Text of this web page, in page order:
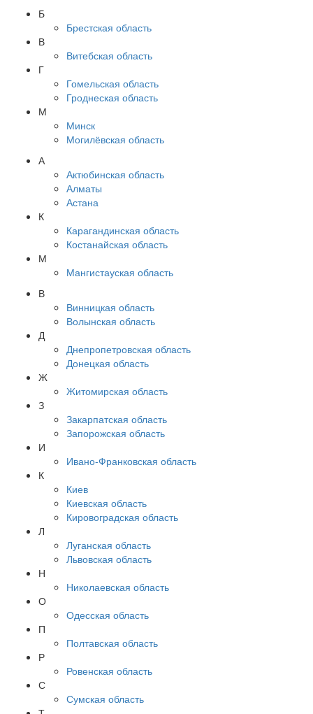
Б
Брестская область
В
Витебская область
Г
Гомельская область
Гроднеская область
М
Минск
Могилёвская область
А
Актюбинская область
Алматы
Астана
К
Карагандинская область
Костанайская область
М
Мангистауская область
В
Винницкая область
Волынская область
Д
Днепропетровская область
Донецкая область
Ж
Житомирская область
З
Закарпатская область
Запорожская область
И
Ивано-Франковская область
К
Киев
Киевская область
Кировоградская область
Л
Луганская область
Львовская область
Н
Николаевская область
О
Одесская область
П
Полтавская область
Р
Ровенская область
С
Сумская область